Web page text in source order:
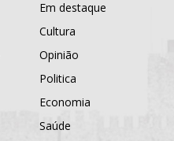
Em destaque
Cultura
Opinião
Politica
Economia
Saúde